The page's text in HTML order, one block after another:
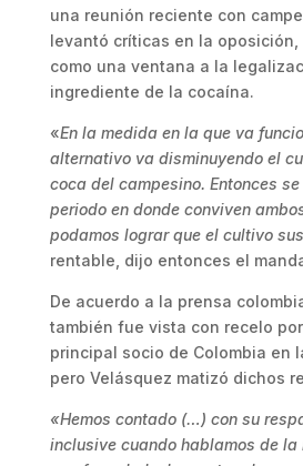
una reunión reciente con
levantó críticas en la
como una ventana a la
ingrediente de la cocaína.
«En la medida en la que va
alternativo va disminuyendo el
coca del campesino. Entonces
periodo en donde conviven
podamos lograr que el cultivo
rentable, dijo entonces el
De acuerdo a la prensa
también fue vista con recelo por
principal socio de Colombia en
pero Velásquez matizó dichos
«Hemos contado (…) con su
inclusive cuando hablamos de la